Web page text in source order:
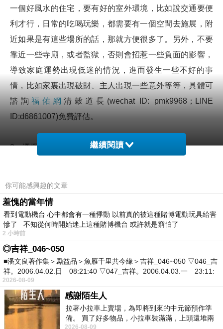
一個好風水的住宅，要有好的室外環境，比如說交通要便
利才行，日常的吃喝玩樂，都需要有一個空間去施展，附
近如果是有這些場所的話，那就方便很多了。另外，不要
靠近一些寺廟，或者監獄，否則會招惹一些負面的影響，
導致家庭運勢出現低迷的情況，進而發生一些不好的事
情，比如家裏出現破財、主人出現一些意外等等，具體可
諮詢福佑網清穀道長(wechat ID: pmk9968；LINE
ID:d6861007)免費評估。
2、選擇適中的樓層
是白天空氣污染聚集的場所，也就是很多污染氣體沉澱的
區域，所以要避免一下。如果說難以避免的話，可以在白
天的時候關一下窗戶，室內種植花花草草，淨化空氣品
質，否則很容易犯一些呼吸道感染的疾病。
3、室內佈局合理
室內的環境也是要特別注意的。一個是要注意房屋的走
向，要符合視覺感，不要讓自己的感官出現彆扭，如果有
別扭的感覺，那麼很有可能就是一種比較奇異的佈局，蘊
繼續閱讀
你可能感興趣的文章
羞愧的當年情
看到電動機台 心中都會有一種悸動 以前真的被這種賭博電動玩具給害
慘了 不知從何時開始迷上這種賭博機台 或許就是窮怕了
2 小時前
◎吉祥_046~050
■潘文良著作集＞勵益品＞魚雁千里共今緣＞吉祥_046~050 ▽046_吉
祥。2006.04.02.日 08:21:40 ▽047_吉祥。2006.04.03.一 23:11:
2026-08-09
感謝陌生人
拉著小拉車上賣場，為即將到來的中元節預作準
備。 買了好多物品，小拉車裝滿滿，上頭還堆兩
2026-08-09